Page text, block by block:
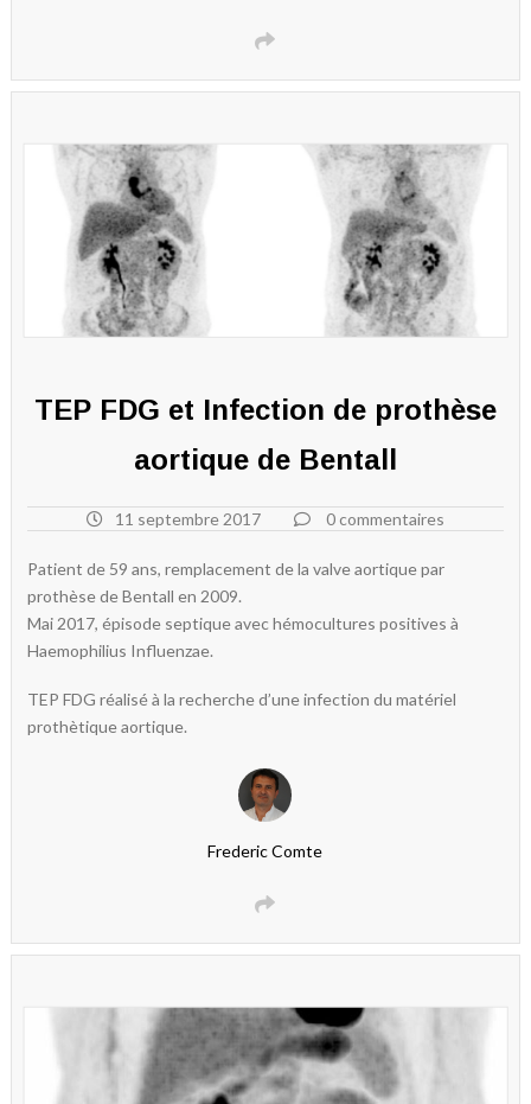
TEP FDG et Infection de prothèse
aortique de Bentall
11 septembre 2017 0 commentaires
Patient de 59 ans, remplacement de la valve aortique par
prothèse de Bentall en 2009.
Mai 2017, épisode septique avec hémocultures positives à
Haemophilius Influenzae.
TEP FDG réalisé à la recherche d’une infection du matériel
prothètique aortique.
Frederic Comte